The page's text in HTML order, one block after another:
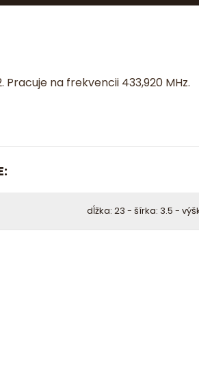
na frekvencii 433,920 MHz.
dĺžka: 23 - šírka: 3.5 -